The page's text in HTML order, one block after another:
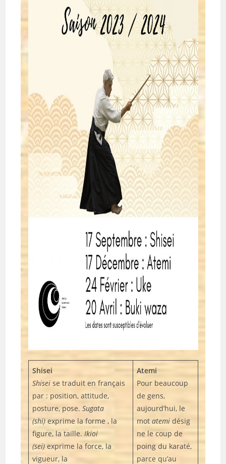
Shisei
Shiseise traduit en français
par : position, attitude,
posture, pose. Sugata
(shi)exprime la forme , la
figure, la taille. Ikioi
(sei)exprime la force, la
vigueur, la
Atemi
Pour beaucoup
de gens,
aujourd’hui, le
mot atemidésig
ne le coup de
poing du karaté,
parce qu’au